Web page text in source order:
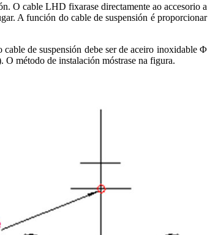
O cable LHD fixarase directamente ao accesorio a
A función do cable de suspensión é proporcionar
de suspensión debe ser de aceiro inoxidable Φ
O método de instalación móstrase na figura.